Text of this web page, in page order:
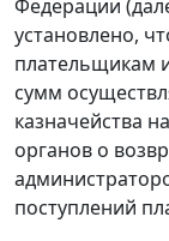
Федерации
установлено,
плательщикам
сумм
казначейства
органов о
поступлений